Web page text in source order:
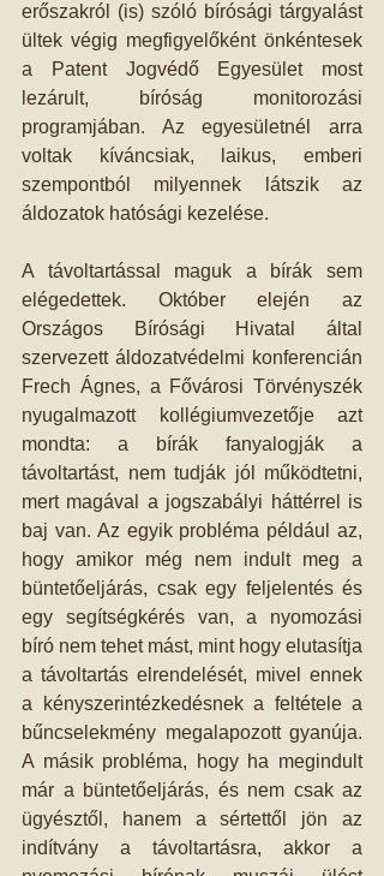
erőszakról (is) szóló bírósági tárgyalást
ültek végig megfigyelőként önkéntesek
a Patent Jogvédő Egyesület most
lezárult, bíróság monitorozási
programjában. Az egyesületnél arra
voltak kíváncsiak, laikus, emberi
szempontból milyennek látszik az
áldozatok hatósági kezelése.
A távoltartással maguk a bírák sem
elégedettek. Október elején az
Országos Bírósági Hivatal által
szervezett áldozatvédelmi konferencián
Frech Ágnes, a Fővárosi Törvényszék
nyugalmazott kollégiumvezetője azt
mondta: a bírák fanyalogják a
távoltartást, nem tudják jól működtetni,
mert magával a jogszabályi háttérrel is
baj van. Az egyik probléma például az,
hogy amikor még nem indult meg a
büntetőeljárás, csak egy feljelentés és
egy segítségkérés van, a nyomozási
bíró nem tehet mást, mint hogy elutasítja
a távoltartás elrendelését, mivel ennek
a kényszerintézkedésnek a feltétele a
bűncselekmény megalapozott gyanúja.
A másik probléma, hogy ha megindult
már a büntetőeljárás, és nem csak az
ügyésztől, hanem a sértettől jön az
indítvány a távoltartásra, akkor a